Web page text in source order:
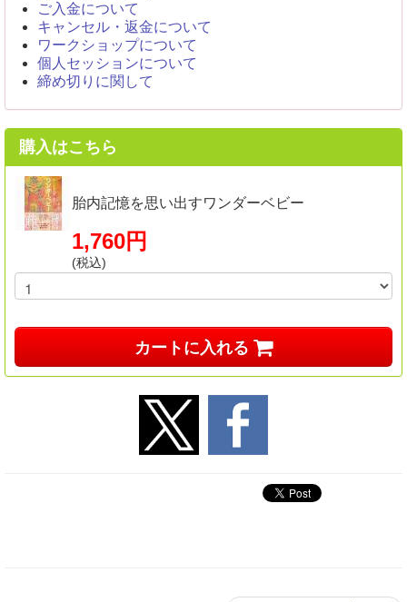
ご入金について
キャンセル・返金について
ワークショップについて
個人セッションについて
締め切りに関して
購入はこちら
胎内記憶を思い出すワンダーベビー
1,760円
(税込)
カートに入れる